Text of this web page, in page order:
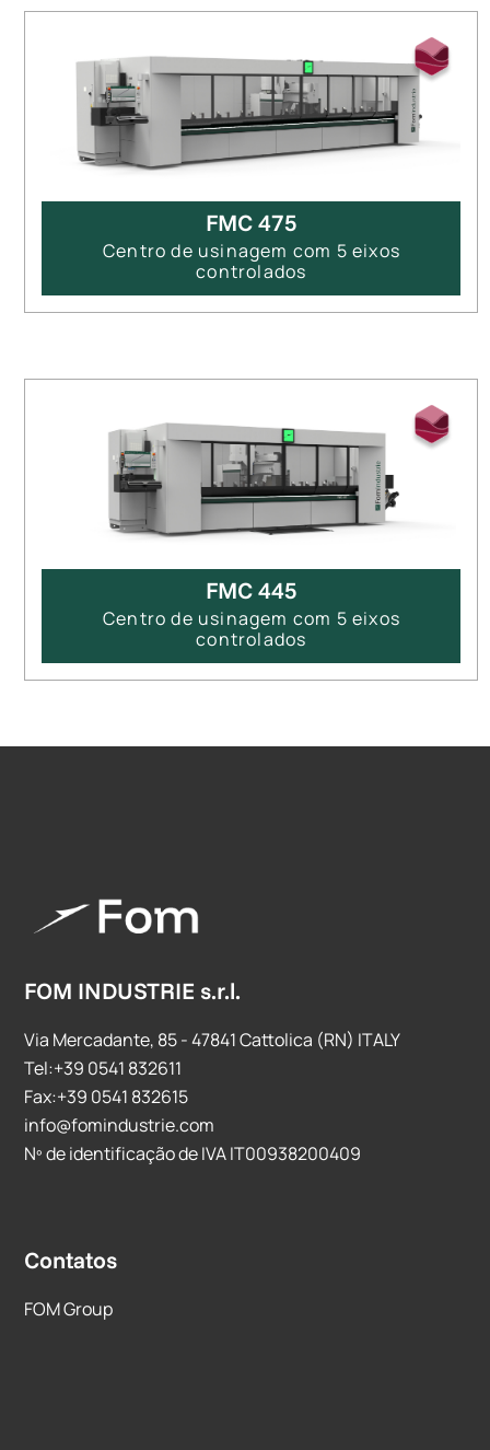
FMC 475
Centro de usinagem com 5 eixos
controlados
FMC 445
Centro de usinagem com 5 eixos
controlados
FOM INDUSTRIE s.r.l.
Via Mercadante, 85 - 47841 Cattolica (RN) ITALY
Tel:+39 0541 832611
Fax:+39 0541 832615
info@fomindustrie.com
Nº de identificação de IVA IT00938200409
Contatos
FOM Group